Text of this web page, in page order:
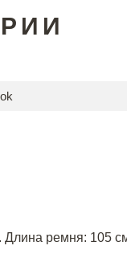
ремня: 105